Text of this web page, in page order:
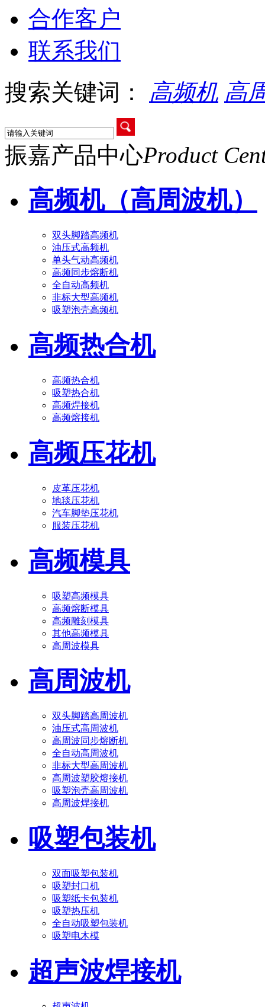
合作客户
联系我们
搜索关键词： 高频机 高
振嘉产品中心Product
高频机（高周波机）
双头脚踏高频机
油压式高频机
单头气动高频机
高频同步熔断机
全自动高频机
非标大型高频机
吸塑泡壳高频机
高频热合机
高频热合机
吸塑热合机
高频焊接机
高频熔接机
高频压花机
皮革压花机
地毯压花机
汽车脚垫压花机
服装压花机
高频模具
吸塑高频模具
高频熔断模具
高频雕刻模具
其他高频模具
高周波模具
高周波机
双头脚踏高周波机
油压式高周波机
高周波同步熔断机
全自动高周波机
非标大型高周波机
高周波塑胶熔接机
吸塑泡壳高周波机
高周波焊接机
吸塑包装机
双面吸塑包装机
吸塑封口机
吸塑纸卡包装机
吸塑热压机
全自动吸塑包装机
吸塑电木模
超声波焊接机